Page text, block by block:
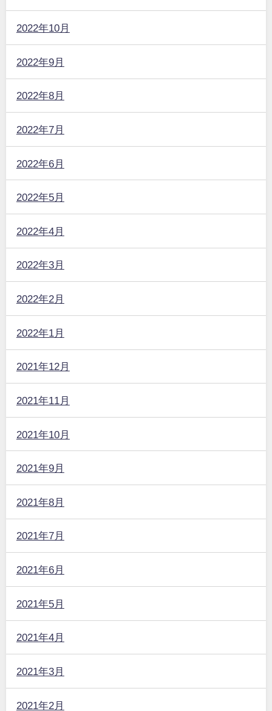
2022年10月
2022年9月
2022年8月
2022年7月
2022年6月
2022年5月
2022年4月
2022年3月
2022年2月
2022年1月
2021年12月
2021年11月
2021年10月
2021年9月
2021年8月
2021年7月
2021年6月
2021年5月
2021年4月
2021年3月
2021年2月